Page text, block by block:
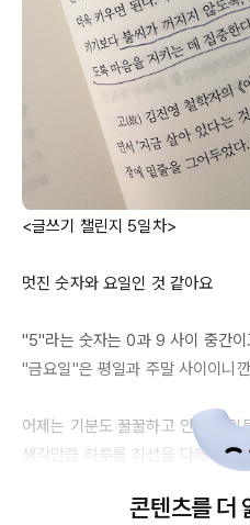
<글쓰기 챌린지 5일차>
멋진 숫자와 요일인 것 같아요
"5"라는 숫자는 0과 9 사이 중간이
"금요일"은 평일과 주말 사이이니
어제는 기분도 꿀꿀하고 안좋은 일
생각만큼 하루를 최선을 다해 보
콘텐츠를 더